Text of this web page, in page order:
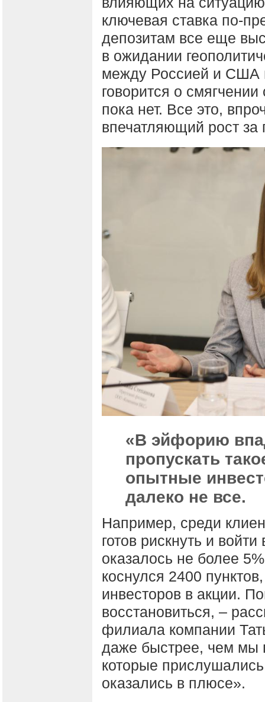
ключевая ставка по-
депозитам все еще
в ожидании
между Россией и США
говорится о
пока нет. Все это,
впечатляющий рост
«В эйфорию
пропускать
опытные
далеко не все.
Например, среди
готов рискнуть и
оказалось не более
коснулся 2400
инвесторов в акции.
восстановиться, –
филиала компании
даже быстрее, чем мы
которые
оказались в плюсе».